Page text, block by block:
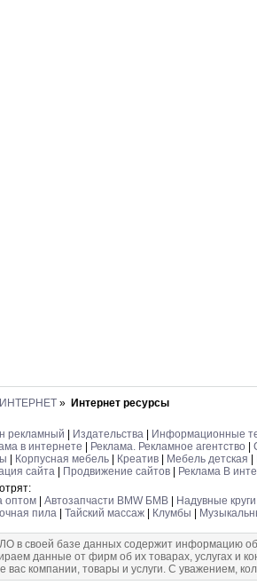
ИНТЕРНЕТ » Интернет ресурсы
рекламный Издательства
Информационные
в интернете Реклама. Рекламное агентство
Корпусная мебель Креатив Мебель детская
сайта Продвижение сайтов
Реклама В
оптом Автозапчасти BMW БМВ Надувные круги
пила Тайский массаж Клумбы
в своей базе данных содержит информацию
данные от фирм об их товарах, услугах и
вас компании, товары и услуги. С уважением,